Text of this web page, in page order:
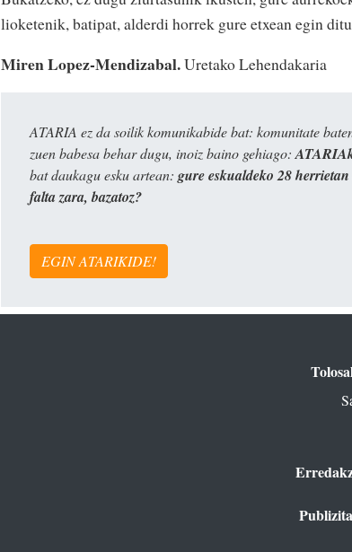
lioketenik, batipat, alderdi horrek gure etxean egin
Miren Lopez-Mendizabal.Uretako Lehendakaria
ATARIA ez da soilik komunikabide bat: komunitate
zuen babesa behar dugu, inoiz baino gehiago:
bat daukagu esku artean: gure eskualdeko 28
falta zara, bazatoz?
EGIN ATARIKIDE!